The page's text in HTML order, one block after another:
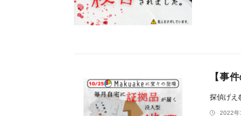
【事
探偵げえ
2022年